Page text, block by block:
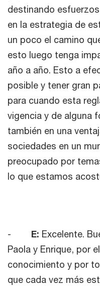
destinando
en la estrategia de
un poco el camino
esto luego tenga
año a año. Esto a
posible y tener gran
para cuando esta
vigencia y de alguna
también en una
sociedades en un
preocupado por
lo que estamos
- E: Excelente.
Paola y Enrique, por
conocimiento y por
que cada vez más